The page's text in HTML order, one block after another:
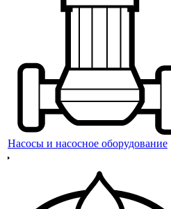
Насосы и насосное оборудование